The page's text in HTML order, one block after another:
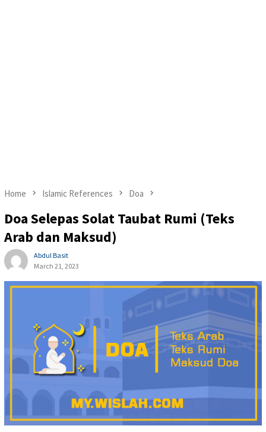
Home Islamic References Doa
Doa Selepas Solat Taubat Rumi (Teks
Arab dan Maksud)
Abdul Basit
March 21, 2023